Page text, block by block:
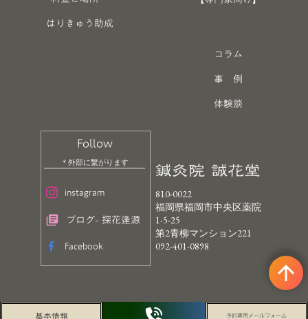
arrow_upward
はりきゅう助成
コラム
事 例
体験談
Follow
＊外部に繋がります
instagram
library_books
ブログ- 探花逢源
Facebook
鍼灸院 誠花堂
810-0022
福岡県福岡市中央区薬院
1-5-25
第2青柳マンション221
092-401-0898
基本情報 予約専用メールフォーム